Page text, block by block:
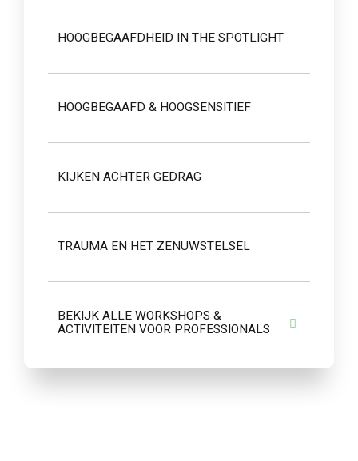
HOOGBEGAAFDHEID IN THE SPOTLIGHT
HOOGBEGAAFD & HOOGSENSITIEF
KIJKEN ACHTER GEDRAG
TRAUMA EN HET ZENUWSTELSEL
BEKIJK ALLE WORKSHOPS &
ACTIVITEITEN VOOR PROFESSIONALS